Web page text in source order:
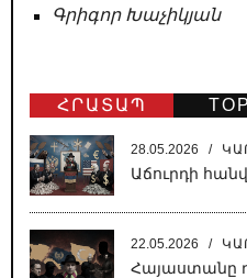
Գրիգոր Խաչիկյան
ՀՐԱՏԱՊ
28.05.2026 /
Աճուրդի
22.05.2026 /
Հայաստանը